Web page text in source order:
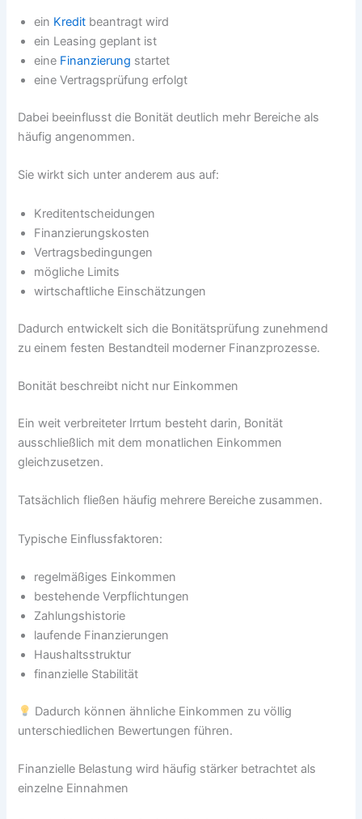
ein Kredit beantragt wird
ein Leasing geplant ist
eine Finanzierung startet
eine Vertragsprüfung erfolgt
Dabei beeinflusst die Bonität deutlich mehr Bereiche als
häufig angenommen.
Sie wirkt sich unter anderem aus auf:
Kreditentscheidungen
Finanzierungskosten
Vertragsbedingungen
mögliche Limits
wirtschaftliche Einschätzungen
Dadurch entwickelt sich die Bonitätsprüfung zunehmend
zu einem festen Bestandteil moderner Finanzprozesse.
Bonität beschreibt nicht nur Einkommen
Ein weit verbreiteter Irrtum besteht darin, Bonität
ausschließlich mit dem monatlichen Einkommen
gleichzusetzen.
Tatsächlich fließen häufig mehrere Bereiche zusammen.
Typische Einflussfaktoren:
regelmäßiges Einkommen
bestehende Verpflichtungen
Zahlungshistorie
laufende Finanzierungen
Haushaltsstruktur
finanzielle Stabilität
Dadurch können ähnliche Einkommen zu völlig
unterschiedlichen Bewertungen führen.
Finanzielle Belastung wird häufig stärker betrachtet als
einzelne Einnahmen